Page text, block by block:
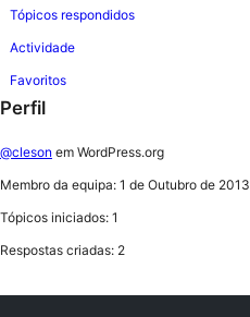
Tópicos respondidos
Actividade
Favoritos
Perfil
@cleson em WordPress.org
Membro da equipa: 1 de Outubro de 2013
Tópicos iniciados: 1
Respostas criadas: 2